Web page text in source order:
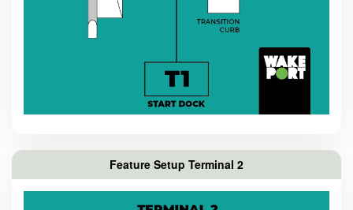
Feature Setup Terminal 2